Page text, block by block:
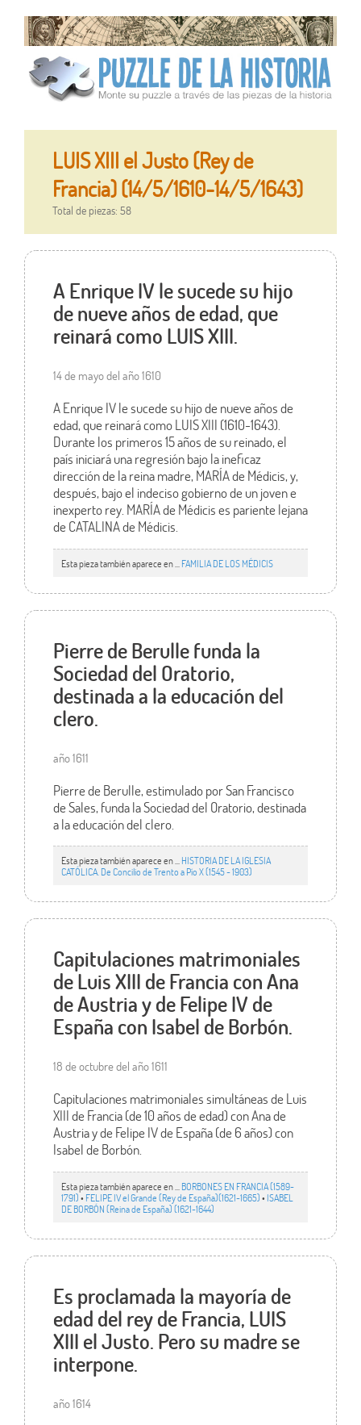
LUIS XIII el Justo (Rey de
Francia) (14/5/1610-14/5/1643)
Total de piezas: 58
A Enrique IV le sucede su hijo
de nueve años de edad, que
reinará como LUIS XIII.
14 de mayo del año 1610
A Enrique IV le sucede su hijo de nueve años de
edad, que reinará como LUIS XIII (1610-1643).
Durante los primeros 15 años de su reinado, el
país iniciará una regresión bajo la ineficaz
dirección de la reina madre, MARÍA de Médicis, y,
después, bajo el indeciso gobierno de un joven e
inexperto rey. MARÍA de Médicis es pariente lejana
de CATALINA de Médicis.
Esta pieza también aparece en ... FAMILIA DE LOS MÉDICIS
Pierre de Berulle funda la
Sociedad del Oratorio,
destinada a la educación del
clero.
año 1611
Pierre de Berulle, estimulado por San Francisco
de Sales, funda la Sociedad del Oratorio, destinada
a la educación del clero.
Esta pieza también aparece en ... HISTORIA DE LA IGLESIA
CATÓLICA. De Concilio de Trento a Pío X (1545 - 1903)
Capitulaciones matrimoniales
de Luis XIII de Francia con Ana
de Austria y de Felipe IV de
España con Isabel de Borbón.
18 de octubre del año 1611
Capitulaciones matrimoniales simultáneas de Luis
XIII de Francia (de 10 años de edad) con Ana de
Austria y de Felipe IV de España (de 6 años) con
Isabel de Borbón.
Esta pieza también aparece en ... BORBONES EN FRANCIA (1589-
1791)• FELIPE IV el Grande (Rey de España)(1621-1665)• ISABEL
DE BORBÓN (Reina de España) (1621-1644)
Es proclamada la mayoría de
edad del rey de Francia, LUIS
XIII el Justo. Pero su madre se
interpone.
año 1614